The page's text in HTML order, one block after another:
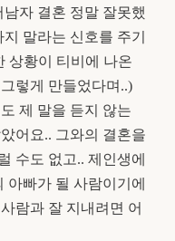
자 결혼 정말 잘못했
말라는 신호를 주기
상황이 티비에 나온
렇게 만들었다며..)
제 말을 듣지 않는
어요.. 그와의 결혼을
수도 없고.. 제인생에
아빠가 될 사람이기에
람과 잘 지내려면 어